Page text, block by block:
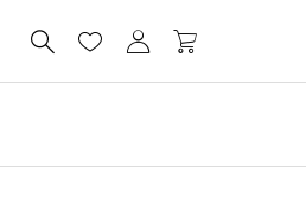
   